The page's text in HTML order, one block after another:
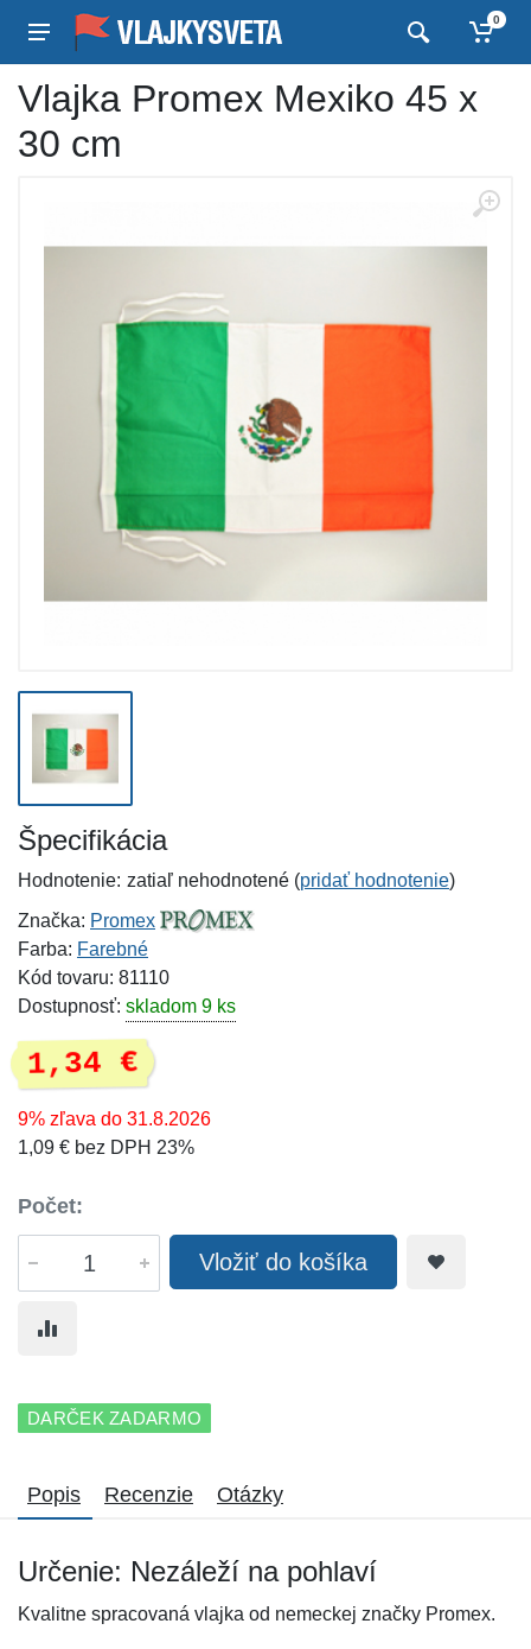
0
Vlajka Promex Mexiko 45 x
30 cm
Špecifikácia
Hodnotenie: zatiaľ nehodnotené (pridať hodnotenie)
Značka: Promex
Farba: Farebné
Kód tovaru: 81110
Dostupnosť: skladom 9 ks
1,34 €
9% zľava do 31.8.2026
1,09 € bez DPH 23%
Počet:
Vložiť do košíka
DARČEK ZADARMO
Popis Recenzie Otázky
Určenie: Nezáleží na pohlaví
Kvalitne spracovaná vlajka od nemeckej značky Promex.